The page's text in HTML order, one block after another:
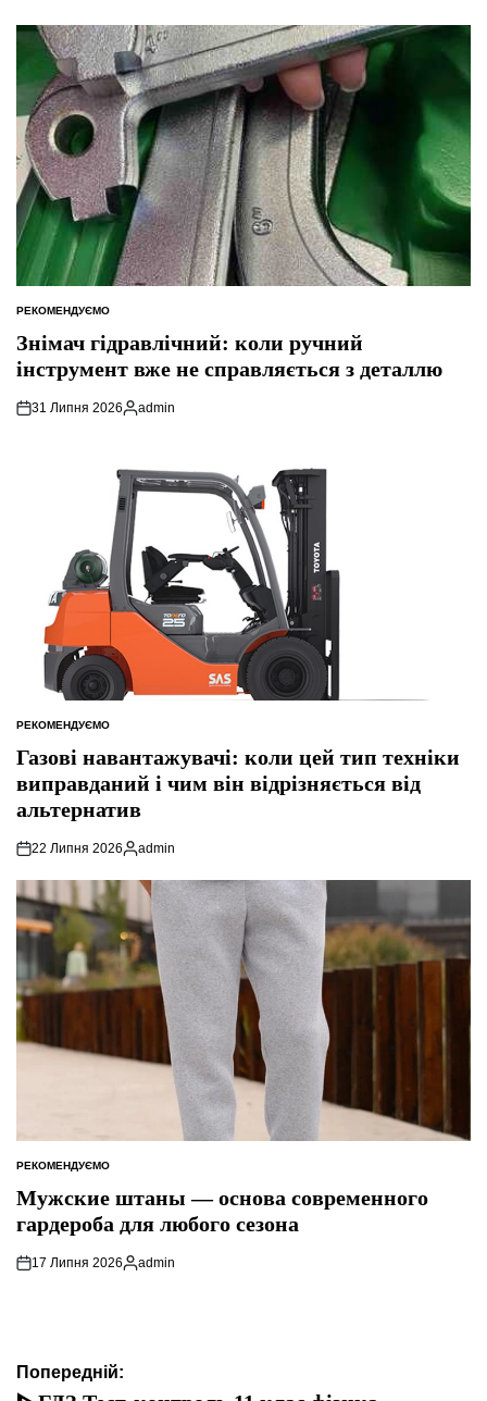
ОПУБЛІКУВАТИ
РЕКОМЕНДУЄМО
Знімач гідравлічний: коли ручний
інструмент вже не справляється з деталлю
31 Липня 2026
Опубліковано
admin
ОПУБЛІКУВАТИ
РЕКОМЕНДУЄМО
Газові навантажувачі: коли цей тип техніки
виправданий і чим він відрізняється від
альтернатив
22 Липня 2026
Опубліковано
admin
ОПУБЛІКУВАТИ
РЕКОМЕНДУЄМО
Мужские штаны — основа современного
гардероба для любого сезона
17 Липня 2026
Опубліковано
admin
Навігація
Попередній: